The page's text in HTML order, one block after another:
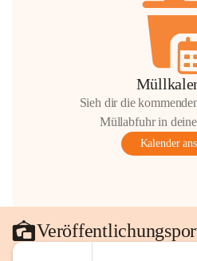
Sieh dir die
Müllabfuhr in
Kalender